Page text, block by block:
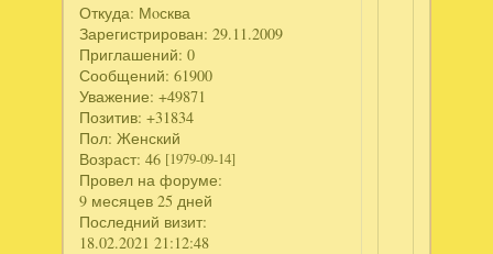
Откуда: Мoсква
Зарегистрирован: 29.11.2009
Приглашений: 0
Сообщений: 61900
Уважение: +49871
Позитив: +31834
Пол: Женский
Возраст: 46 [1979-09-14]
Провел на форуме:
9 месяцев 25 дней
Последний визит:
18.02.2021 21:12:48